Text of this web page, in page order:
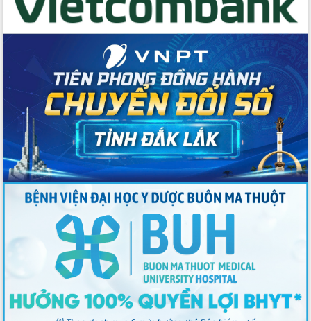
Chủ tịch UBND tỉnh Tạ Anh Tuấn thăm,
chúc mừng các bệnh viện nhân Ngày
Thầy thuốc Việt Nam
Rộn ràng lễ hội truyền thống Sông
nước Đà Nông lần thứ I năm 2026
Kỳ họp Chuyên đề lần thứ Năm, HĐND
tỉnh Đắk Lắk thông qua các nghị quyết
quan trọng
Thống nhất danh sách giới thiệu ứng
cử đại biểu Quốc hội khoá XVI và đại
biểu HĐND tỉnh Đắk Lắk, nhiệm kỳ
2026-2031
Phát động hai phong trào thi đua quan
trọng trong kỷ nguyên mới
Hội nghị lần thứ tư Ban Chỉ đạo công
tác bầu cử tỉnh Đắk Lắk
Hội nghị Báo cáo viên Trung ương
tháng 01/2026
Phó Thủ tướng Hồ Quốc Dũng đánh giá
cao kết quả Chiến dịch Quang Trung
tại Đắk Lắk